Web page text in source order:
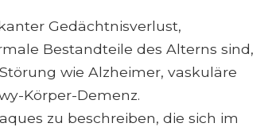
Gedächtnisverlust,
Bestandteile des Alterns sind,
wie Alzheimer, vaskuläre
Körper-Demenz.
zu beschreiben, die sich im